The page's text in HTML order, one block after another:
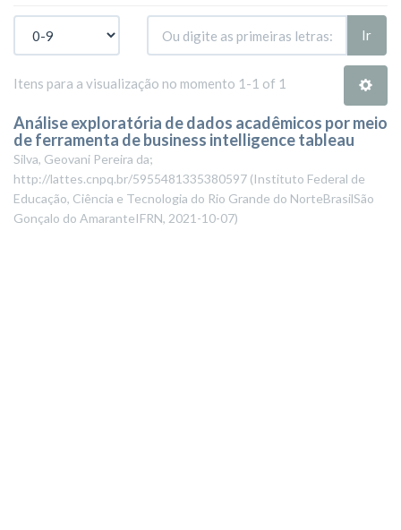
Ir
Itens para a visualização no momento 1-1 of 1
Análise exploratória de dados acadêmicos por meio
de ferramenta de business intelligence tableau
Silva, Geovani Pereira da;
http://lattes.cnpq.br/5955481335380597 (Instituto Federal de
Educação, Ciência e Tecnologia do Rio Grande do NorteBrasilSão
Gonçalo do AmaranteIFRN, 2021-10-07)